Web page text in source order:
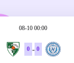
08-10 00:00
0 - 0